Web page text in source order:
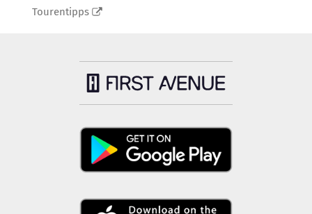
Tourentipps